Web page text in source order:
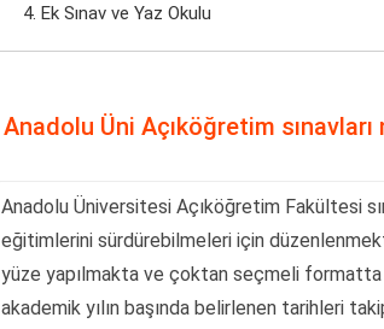
4. Ek Sınav ve Yaz Okulu
Anadolu Üni Açıköğretim sınavları
Anadolu Üniversitesi Açıköğretim Fakültesi
eğitimlerini sürdürebilmeleri için
yüze yapılmakta ve çoktan seçmeli
akademik yılın başında belirlenen tarihleri